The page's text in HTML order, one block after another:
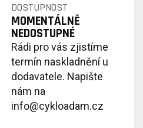
DOSTUPNOST
MOMENTÁLNĚ
NEDOSTUPNÉ
Rádi pro vás zjistíme
termín naskladnění u
dodavatele. Napište
nám na
info@cykloadam.cz